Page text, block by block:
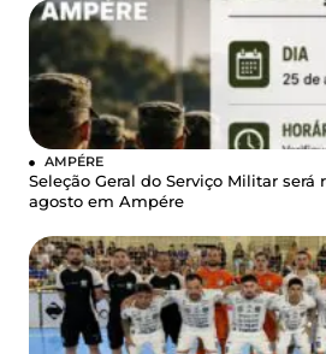
AMPÉRE
Seleção Geral do Serviço Militar será
agosto em Ampére